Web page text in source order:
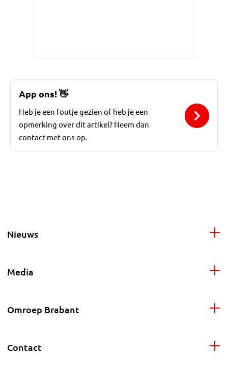
App ons!👋
Heb je een foutje gezien of heb je een
opmerking over dit artikel? Neem dan
contact met ons op.
Nieuws
Media
Omroep Brabant
Contact